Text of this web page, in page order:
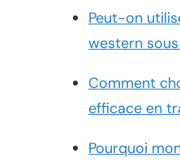
Peut-on
western
Comment
efficace en
Pourquoi